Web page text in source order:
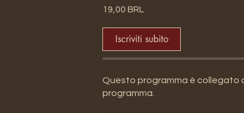
19,00 BRL
Iscriviti subito
Questo programma è collegato
programma.